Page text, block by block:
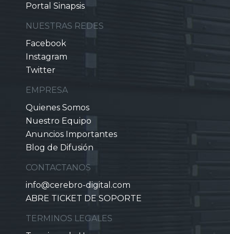
Portal Sinapsis
NUESTRAS REDES
Facebook
Instagram
Twitter
EMPRESA
Quienes Somos
Nuestro Equipo
Anuncios Importantes
Blog de Difusión
CONTACTANOS
info@cerebro-digital.com
ABRE TICKET DE SOPORTE
TERMINOS LEGALES